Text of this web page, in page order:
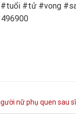
#tử #vong
nữphụ quen sau sĩ